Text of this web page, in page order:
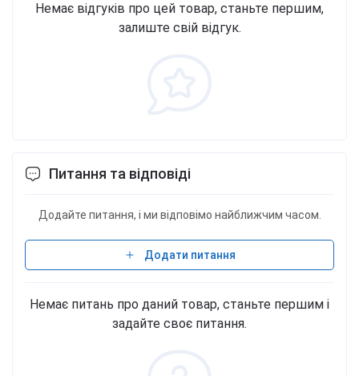
Немає відгуків про цей товар, станьте першим,
залиште свій відгук.
Питання та відповіді
Додайте питання, і ми відповімо найближчим часом.
Додати питання
Немає питань про даний товар, станьте першим і
задайте своє питання.